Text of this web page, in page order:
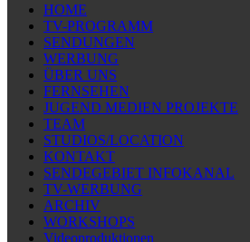
HOME
TV-PROGRAMM
SENDUNGEN
WERBUNG
ÜBER UNS
FERNSEHEN
JUGEND MEDIEN PROJEKTE
TEAM
STUDIOS/LOCATION
KONTAKT
SENDEGEBIET INFOKANAL
TV-WERBUNG
ARCHIV
WORKSHOPS
Videoproduktionen